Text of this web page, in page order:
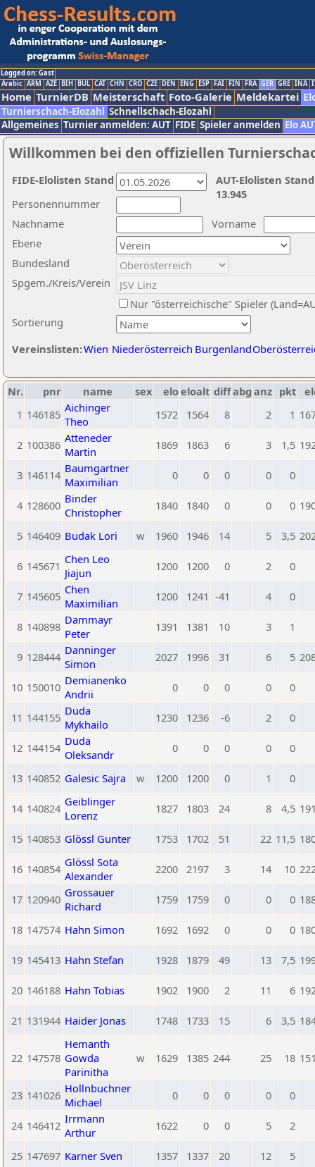
Logged on: Gast
Arabic ARM AZE BIH BUL CAT CHN CRO CZE DEN ENG ESP FAI FIN FRA GER GRE INA
Home TurnierDB Meisterschaft Foto-Galerie Meldekartei
Turnierschach-Elozahl Schnellschach-Elozahl
Allgemeines Turnier anmelden: AUT FIDE Spieler anmelden Elo
Willkommen bei den offiziellen
Nachname
Vorname
Ebene
Sortierung
Personennummer
Bundesland
Spgem./Kreis/Verein
Nur "österreichische" Spieler
Vereinslisten:Wien Niederösterreich Burgenland
AUT-Elolisten
13.945
FIDE-Elolisten Stand
Nr. pnr name sex eloeloalt diffabg anz pkt
1 146185 Aichinger
Theo
1572 1564 8 2 1
2 100386 Atteneder
Martin
1869 1863 6 3 1,5
3 146114 Baumgartner
Maximilian
0 0 0 0 0
4 128600 Binder
Christopher
1840 1840 0 0 0
5 146409 Budak Lori w 1960 1946 14 5 3,5
6 145671 Chen Leo
Jiajun
1200 1200 0 2 0
7 145605 Chen
Maximilian
1200 1241 -41 4 0
8 140898 Dammayr
Peter
1391 1381 10 3 1
9 128444 Danninger
Simon
2027 1996 31 6 5
10 150010 Demianenko
Andrii
0 0 0 0 0
11 144155 Duda
Mykhailo
1230 1236 -6 2 0
12 144154 Duda
Oleksandr
0 0 0 0 0
13 140852 Galesic Sajra w 1200 1200 0 1 0
14 140824 Geiblinger
Lorenz
1827 1803 24 8 4,5
15 140853 Glössl Gunter 1753 1702 51 22 11,5
16 140854 Glössl Sota
Alexander
2200 2197 3 14 10
17 120940 Grossauer
Richard
1759 1759 0 0 0
18 147574 Hahn Simon 1692 1692 0 0 0
19 145413 Hahn Stefan 1928 1879 49 13 7,5
20 146188 Hahn Tobias 1902 1900 2 11 6
21 131944 Haider Jonas 1748 1733 15 6 3,5
22 147578
Hemanth
Gowda
Parinitha
w 1629 1385 244 25 18
23 141026 Hollnbuchner
Michael
0 0 0 0 0
24 146412 Irrmann
Arthur
1622 0 0 5 2
25 147697 Karner Sven 1357 1337 20 12 5